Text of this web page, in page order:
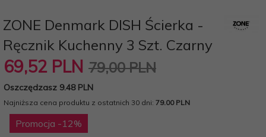
ZONE Denmark DISH Ścierka -
Ręcznik Kuchenny 3 Szt. Czarny
69,52 PLN 79,00 PLN
Oszczędzasz 9.48 PLN
Najniższa cena produktu z ostatnich 30 dni: 79.00 PLN
Promocja -12%